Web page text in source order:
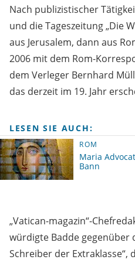
Nach publizistischer
und die Tageszeitung „Die
aus Jerusalem, dann aus
2006 mit dem Rom-
dem Verleger Bernhard
das derzeit im 19. Jahr
LESEN SIE AUCH:
ROM
Maria
Bann
„Vatican-magazin“-
würdigte Badde gegenüber
Schreiber der Extraklasse“,